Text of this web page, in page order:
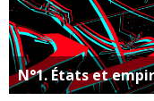
N°1. États et